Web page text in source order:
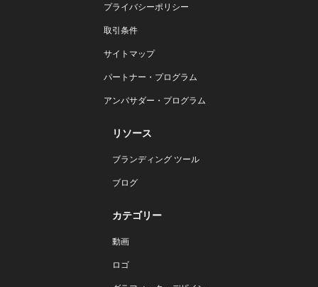
プライバシーポリシー
取引条件
サイトマップ
パートナー・プログラム
アンバサダー・プログラム
リソース
ブランディング ツール
ブログ
カテゴリー
動画
ロゴ